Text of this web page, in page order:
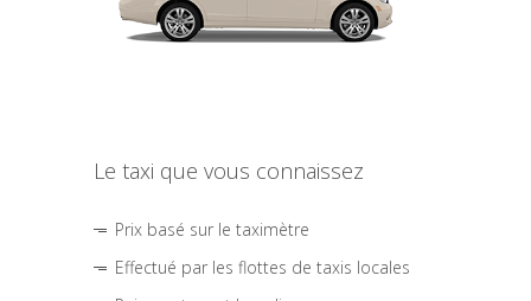
Le taxi que vous connaissez
Prix basé sur le taximètre
Effectué par les flottes de taxis locales